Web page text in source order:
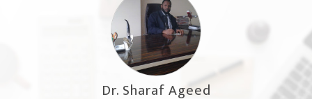
Dr. Sharaf Ageed